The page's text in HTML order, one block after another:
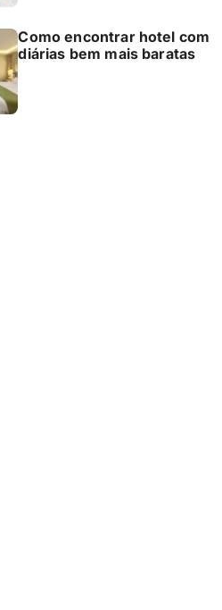
Como encontrar hotel com
diárias bem mais baratas